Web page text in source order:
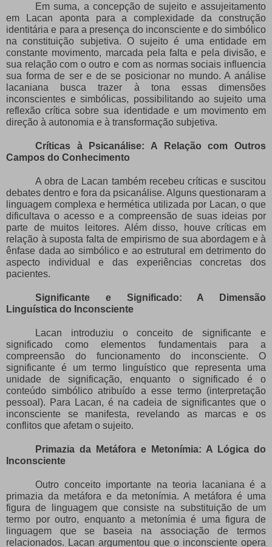
Em suma, a concepção de sujeito e assujeitamento
em Lacan aponta para a complexidade da construção
identitária e para a presença do inconsciente e do simbólico
na constituição subjetiva. O sujeito é uma entidade em
constante movimento, marcada pela falta e pela divisão, e
sua relação com o outro e com as normas sociais influencia
sua forma de ser e de se posicionar no mundo. A análise
lacaniana busca trazer à tona essas dimensões
inconscientes e simbólicas, possibilitando ao sujeito uma
reflexão crítica sobre sua identidade e um movimento em
direção à autonomia e à transformação subjetiva.
Críticas à Psicanálise: A Relação com Outros
Campos do Conhecimento
A obra de Lacan também recebeu críticas e suscitou
debates dentro e fora da psicanálise. Alguns questionaram a
linguagem complexa e hermética utilizada por Lacan, o que
dificultava o acesso e a compreensão de suas ideias por
parte de muitos leitores. Além disso, houve críticas em
relação à suposta falta de empirismo de sua abordagem e à
ênfase dada ao simbólico e ao estrutural em detrimento do
aspecto individual e das experiências concretas dos
pacientes.
Significante e Significado: A Dimensão
Linguística do Inconsciente
Lacan introduziu o conceito de significante e
significado como elementos fundamentais para a
compreensão do funcionamento do inconsciente. O
significante é um termo linguístico que representa uma
unidade de significação, enquanto o significado é o
conteúdo simbólico atribuído a esse termo (interpretação
pessoal). Para Lacan, é na cadeia de significantes que o
inconsciente se manifesta, revelando as marcas e os
conflitos que afetam o sujeito.
Primazia da Metáfora e Metonímia: A Lógica do
Inconsciente
Outro conceito importante na teoria lacaniana é a
primazia da metáfora e da metonímia. A metáfora é uma
figura de linguagem que consiste na substituição de um
termo por outro, enquanto a metonímia é uma figura de
linguagem que se baseia na associação de termos
relacionados. Lacan argumentou que o inconsciente opera